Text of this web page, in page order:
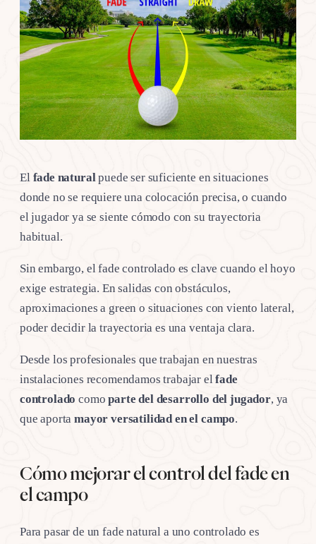
El fade naturalpuede ser suficiente en situaciones
donde no se requiere una colocación precisa, o cuando
el jugador ya se siente cómodo con su trayectoria
habitual.
Sin embargo, el fade controlado es clave cuando el hoyo
exige estrategia. En salidas con obstáculos,
aproximaciones a green o situaciones con viento lateral,
poder decidir la trayectoria es una ventaja clara.
Desde los profesionales que trabajan en nuestras
instalaciones recomendamos trabajar elfade
controlado comoparte del desarrollo del jugador, ya
que aportamayor versatilidad en el campo.
Cómo mejorar el control del fade en
el campo
Para pasar de un fade natural a uno controlado es